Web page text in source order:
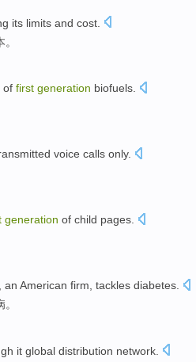
its limits and cost
of first generation biofuels.
voice calls only.
generation of child pages.
, an American firm tackles diabetes
。
it global distribution network